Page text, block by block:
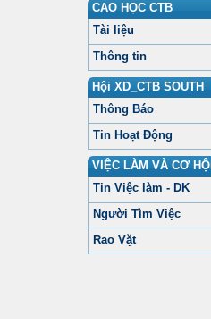
CAO HỌC CTB
Tài liệu
Thông tin
Hội XD_CTB SOUTH
Thông Báo
Tin Hoạt Động
VIỆC LÀM VÀ CƠ HỘI
Tin Việc làm - DK
Người Tìm Việc
Rao Vặt